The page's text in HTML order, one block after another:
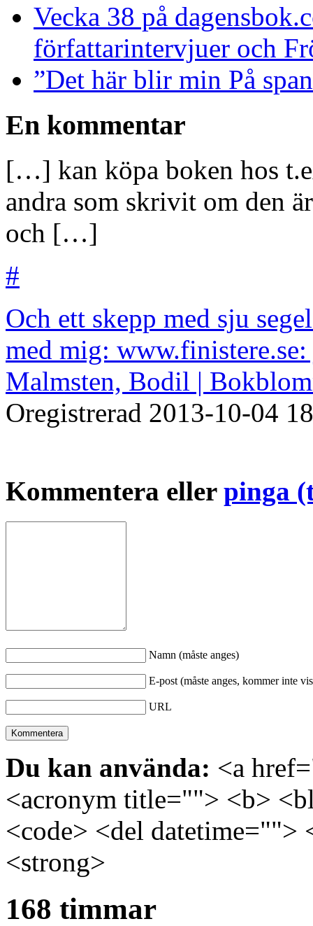
Vecka 38 på
författarintervjuer och
”Det här blir min På
En kommentar
[…] kan köpa boken hos
andra som skrivit om den
och […]
#
Och ett skepp med sju
med mig:
Malmsten, Bodil |
Oregistrerad 2013-10-04
Kommentera eller pinga
Namn (måste anges)
E-post (måste anges, kommer inte
URL
Du kan använda: <a
<acronym title=""> <b>
<code> <del
<strong>
168 timmar